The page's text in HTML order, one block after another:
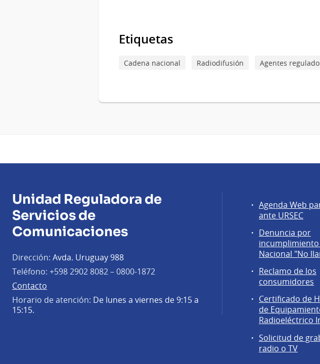
Etiquetas
Cadena nacional Radiodifusión Agentes
Unidad Reguladora de
Servicios de
Comunicaciones
Dirección: Avda. Uruguay 988
Teléfono: +598 2902 8082 – 0800-1872
Contacto
Horario de atención: De lunes a viernes de 9:15 a
15:15.
Servicios
comunidad
Agenda Web
ante URSEC
Denuncia por
Nacional "No
Reclamo de los
consumidores
Certificado de
de
Radioeléctrico
Solicitud de
radio o TV